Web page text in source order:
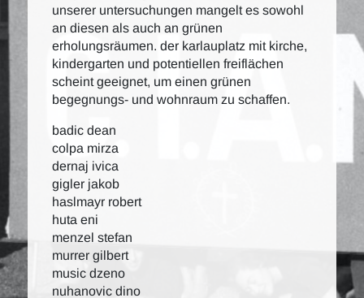
unserer untersuchungen mangelt es sowohl
an diesen als auch an grünen
erholungsräumen. der karlauplatz mit kirche,
kindergarten und potentiellen freiflächen
scheint geeignet, um einen grünen
begegnungs- und wohnraum zu schaffen.
badic dean
colpa mirza
dernaj ivica
gigler jakob
haslmayr robert
huta eni
menzel stefan
murrer gilbert
music dzeno
nuhanovic dino